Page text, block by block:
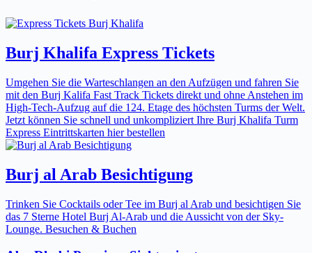
Burj Khalifa Express Tickets
Umgehen Sie die Warteschlangen an den Aufzügen und fahren Sie
mit den Burj Kalifa Fast Track Tickets direkt und ohne Anstehen im
High-Tech-Aufzug auf die 124. Etage des höchsten Turms der Welt.
Jetzt können Sie schnell und unkompliziert Ihre Burj Khalifa Turm
Express Eintrittskarten hier bestellen
Burj al Arab Besichtigung
Trinken Sie Cocktails oder Tee im Burj al Arab und besichtigen Sie
das 7 Sterne Hotel Burj Al-Arab und die Aussicht von der Sky-
Lounge. Besuchen & Buchen